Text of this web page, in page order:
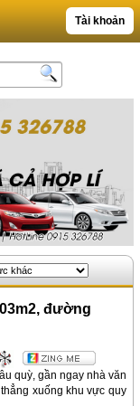
Tài khoản
đường
quỳ, gần ngay nhà văn
xuống khu vực quy